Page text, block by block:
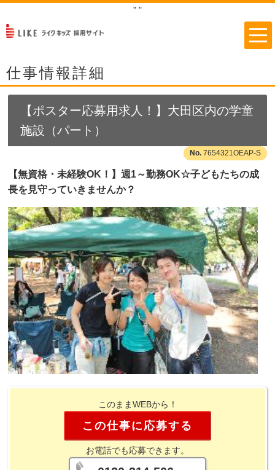
" "
仕事情報詳細
【ポスター応募用求人！】大田区内の学童
施設（パート）
7654321OEAP-S
【無資格・未経験OK！】週1～勤務OK☆子どもたちの成
長を見守っていきませんか？
このままWEBから！
この仕事に応募する
お電話でも応募できます。